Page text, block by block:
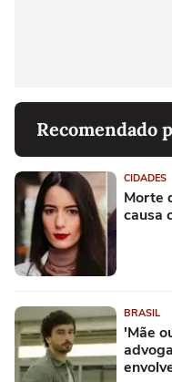
Recomendado
CIDADES
Morte
causa
BRASIL
'Mãe